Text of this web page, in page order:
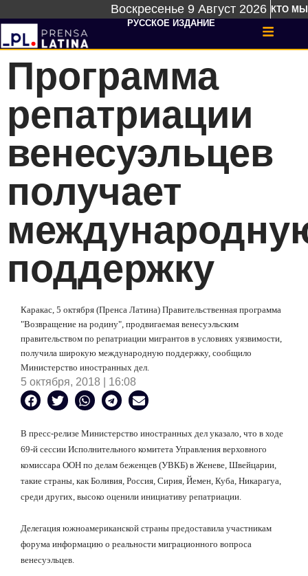
Воскресенье 9 Август 2026 КТО МЫ
РУССКОЕ ИЗДАНИЕ
Программа
репатриации
венесуэльцев
получает
поддержку
Каракас, 5 октября (Пренса Латина) Правительственная программа
"Возвращение на родину", продвигаемая венесуэльским
правительством по репатриации мигрантов в условиях уязвимости,
получила широкую международную поддержку, сообщило
Министерство иностранных дел.
5 октября, 2018 | 16:08
В пресс-релизе Министерство иностранных дел указало, что в ходе
69-й сессии Исполнительного комитета Управления верховного
комиссара ООН по делам беженцев (УВКБ) в Женеве, Швейцарии,
такие страны, как Боливия, Россия, Сирия, Йемен, Куба, Никарагуа,
среди других, высоко оценили инициативу репатриации.
Делегация южноамериканской страны предоставила участникам
форума информацию о реальности миграционного вопроса
венесуэльцев.